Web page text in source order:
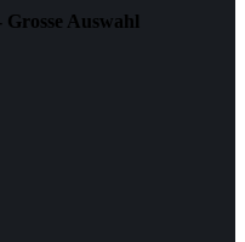
Auswahl